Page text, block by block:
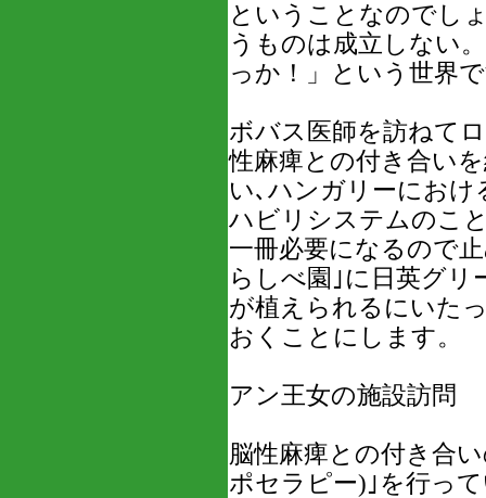
ということなのでし
うものは成立しない
っか！」という世界
ボバス医師を訪ねて
性麻痺との付き合い
い､ハンガリーにおけ
ハビリシステムのこ
一冊必要になるので
らしべ園｣に日英グ
が植えられるにいた
おくことにします。
アン王女の施設訪問
脳性麻痺との付き合
ポセラピー)｣を行っ